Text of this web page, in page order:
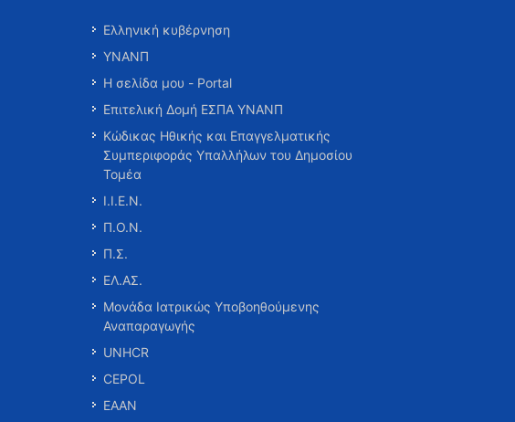
Ελληνική κυβέρνηση
ΥΝΑΝΠ
Η σελίδα μου - Portal
Επιτελική Δομή ΕΣΠΑ ΥΝΑΝΠ
Κώδικας Ηθικής και Επαγγελματικής
Συμπεριφοράς Υπαλλήλων του Δημοσίου
Τομέα
Ι.Ι.Ε.Ν.
Π.Ο.Ν.
Π.Σ.
ΕΛ.ΑΣ.
Μονάδα Ιατρικώς Υποβοηθούμενης
Αναπαραγωγής
UNHCR
CEPOL
ΕΑΑΝ